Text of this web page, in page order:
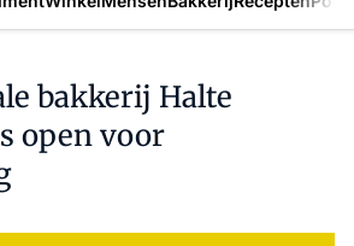
bakkerij Halte
open voor